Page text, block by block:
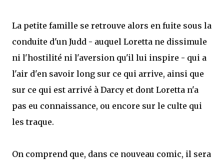
La petite famille se retrouve alors en fuite sous la
conduite d'un Judd - auquel Loretta ne dissimule
ni l'hostilité ni l'aversion qu'il lui inspire - qui a
l'air d'en savoir long sur ce qui arrive, ainsi que
sur ce qui est arrivé à Darcy et dont Loretta n'a
pas eu connaissance, ou encore sur le culte qui
les traque.
On comprend que, dans ce nouveau comic, il sera